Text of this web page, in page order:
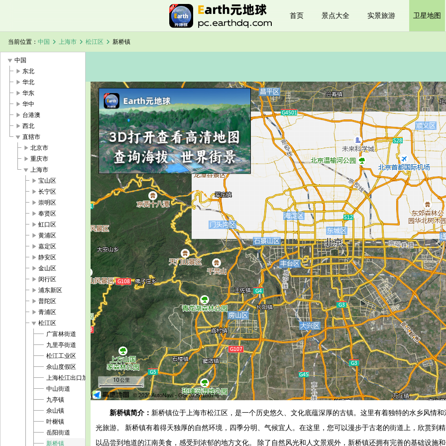
首页 景点大全 实景旅游 卫星地图
当前位置： 中国 chevron_right 上海市 chevron_right 松江区 chevron_right 新桥镇
play_arrow 中国
play_arrow 东北
play_arrow 华北
play_arrow 华东
play_arrow 华中
play_arrow 台港澳
play_arrow 西北
play_arrow 直辖市
play_arrow 北京市
play_arrow 重庆市
play_arrow 上海市
play_arrow 宝山区
play_arrow 长宁区
play_arrow 崇明区
play_arrow 奉贤区
play_arrow 虹口区
play_arrow 黄浦区
play_arrow 嘉定区
play_arrow 静安区
play_arrow 金山区
play_arrow 闵行区
play_arrow 浦东新区
play_arrow 普陀区
play_arrow 青浦区
play_arrow 松江区
广富林街道
九里亭街道
松江工业区
佘山度假区
上海松江出口加工区
中山街道
九亭镇
佘山镇
叶榭镇
岳阳街道
新桥镇
新桥镇卫星地图加载中，请稍候...
10 公里
© 2026 AutoNavi- GS(2025)1807号
新桥镇简介： 新桥镇位于上海市松江区，是一个历史悠久、文化底蕴深厚的古镇。这里有着独特的水乡风情
光旅游。 新桥镇有着得天独厚的自然环境，四季分明、气候宜人。在这里，您可以漫步于古老的街道上，欣赏到
以品尝到地道的江南美食，感受到浓郁的地方文化。 除了自然风光和人文景观外，新桥镇还拥有完善的基础设施